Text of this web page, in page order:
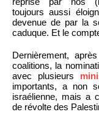
toujours aussi
devenue de par la
caduque. Et le
Dernièrement,
coalitions, la
avec plusieurs
importants, a non
israélienne, mais a
de révolte des